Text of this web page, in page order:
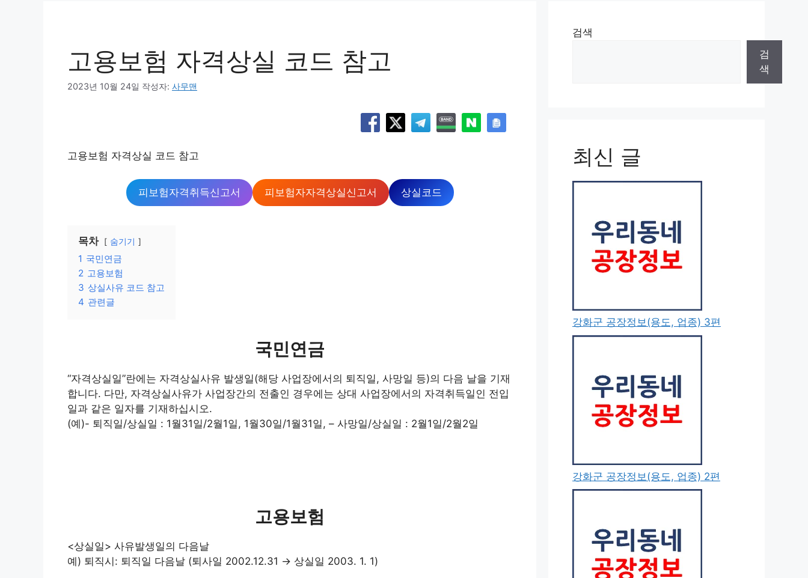
고용보험 자격상실 코드 참고
2023년 10월 24일 작성자: 사무맨
고용보험 자격상실 코드 참고
피보험자격취득신고서 피보험자자격상실신고서 상실코드
목차 숨기기
1 국민연금
2 고용보험
3 상실사유 코드 참고
4 관련글
국민연금
“자격상실일”란에는 자격상실사유 발생일(해당 사업장에서의 퇴직일, 사망일 등)의 다음 날을 기재
합니다. 다만, 자격상실사유가 사업장간의 전출인 경우에는 상대 사업장에서의 자격취득일인 전입
일과 같은 일자를 기재하십시오.
(예)- 퇴직일/상실일 : 1월31일/2월1일, 1월30일/1월31일, – 사망일/상실일 : 2월1일/2월2일
고용보험
<상실일> 사유발생일의 다음날
예) 퇴직시: 퇴직일 다음날 (퇴사일 2002.12.31 → 상실일 2003. 1. 1)
검색
검
색
최신 글
강화군 공장정보(용도, 업종) 3편
강화군 공장정보(용도, 업종) 2편